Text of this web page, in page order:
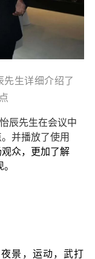
生详细介绍了
辰先生在会议中
并播放了使用
众，更加了解
景，运动，武打